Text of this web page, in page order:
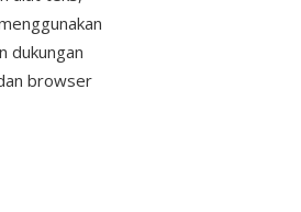
dukungan
browser